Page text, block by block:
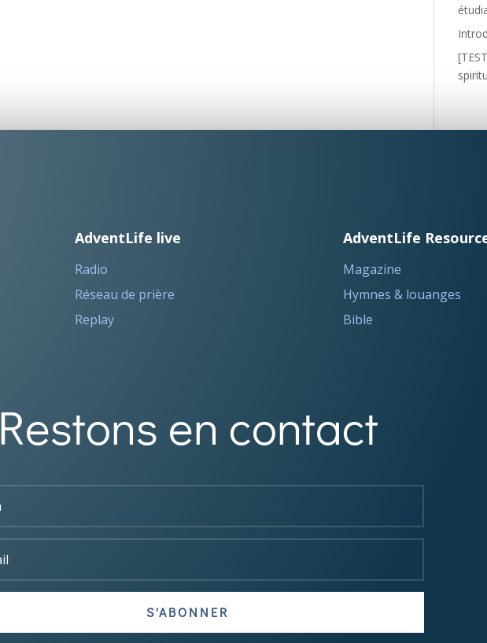
AdventLife live
Radio
Réseau de prière
Replay
AdventLife
Magazine
Hymnes & louanges
Bible
Restons en contact
S'ABONNER